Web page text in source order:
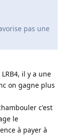
pas une
il y a une
on gagne plus
c'est
le
à payer à